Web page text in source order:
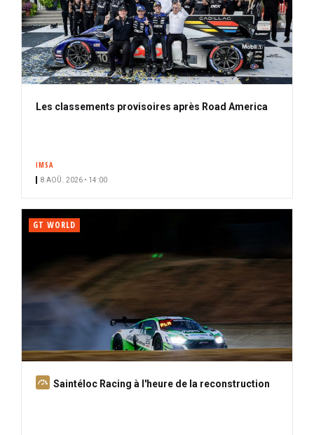
Les classements provisoires après Road America
IMSA
8 AOÛ. 2026 • 14:00
GT WORLD
A
Saintéloc Racing à l'heure de la reconstruction